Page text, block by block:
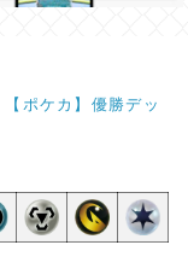
【ポケカ】優勝デッ